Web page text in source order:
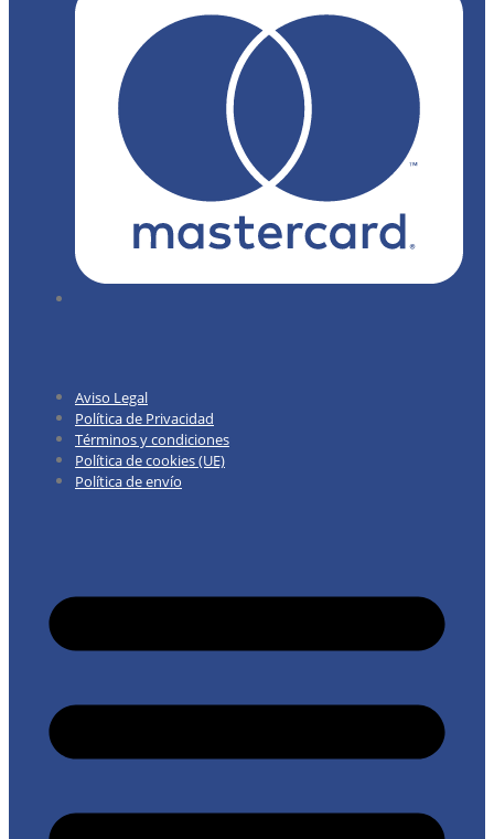
Aviso Legal
Política de Privacidad
Términos y condiciones
Política de cookies (UE)
Política de envío